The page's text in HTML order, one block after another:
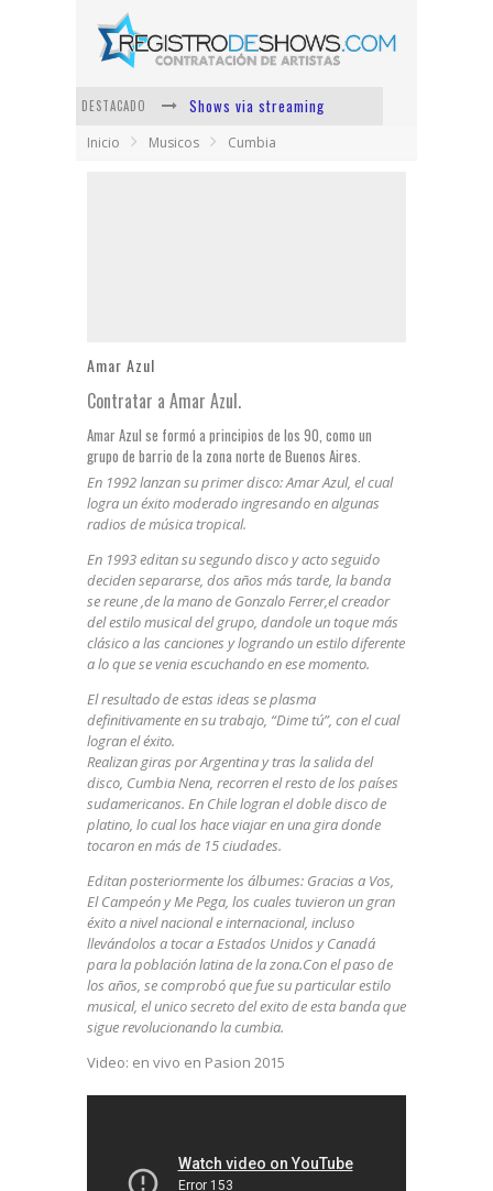
DESTACADO
Shows via streaming
Lit Killah
Inicio Musicos Cumbia
Amar Azul
Contratar a Amar Azul.
Amar Azul se formó a principios de los 90, como un
grupo de barrio de la zona norte de Buenos Aires.
En 1992 lanzan su primer disco: Amar Azul, el cual
logra un éxito moderado ingresando en algunas
radios de música tropical.
En 1993 editan su segundo disco y acto seguido
deciden separarse, dos años más tarde, la banda
se reune ,de la mano de Gonzalo Ferrer,el creador
del estilo musical del grupo, dandole un toque más
clásico a las canciones y logrando un estilo diferente
a lo que se venia escuchando en ese momento.
El resultado de estas ideas se plasma
definitivamente en su trabajo, “Dime tú”, con el cual
logran el éxito.
Realizan giras por Argentina y tras la salida del
disco, Cumbia Nena, recorren el resto de los países
sudamericanos. En Chile logran el doble disco de
platino, lo cual los hace viajar en una gira donde
tocaron en más de 15 ciudades.
Editan posteriormente los álbumes: Gracias a Vos,
El Campeón y Me Pega, los cuales tuvieron un gran
éxito a nivel nacional e internacional, incluso
llevándolos a tocar a Estados Unidos y Canadá
para la población latina de la zona.Con el paso de
los años, se comprobó que fue su particular estilo
musical, el unico secreto del exito de esta banda que
sigue revolucionando la cumbia.
Video: en vivo en Pasion 2015